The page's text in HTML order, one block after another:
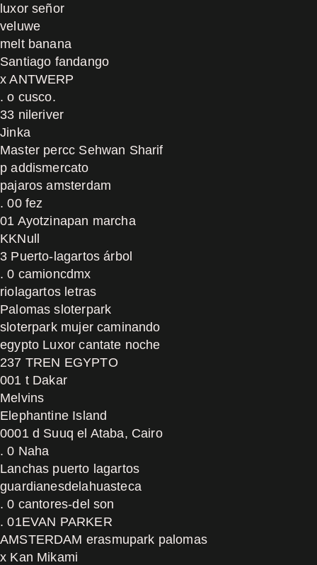
luxor señor
veluwe
melt banana
Santiago fandango
x ANTWERP
. o cusco.
33 nileriver
Jinka
Master percc Sehwan Sharif
p addismercato
pajaros amsterdam
. 00 fez
01 Ayotzinapan marcha
KKNull
3 Puerto-lagartos árbol
. 0 camioncdmx
riolagartos letras
Palomas sloterpark
sloterpark mujer caminando
egypto Luxor cantate noche
237 TREN EGYPTO
001 t Dakar
Melvins
Elephantine Island
0001 d Suuq el Ataba, Cairo
. 0 Naha
Lanchas puerto lagartos
guardianesdelahuasteca
. 0 cantores-del son
. 01EVAN PARKER
AMSTERDAM erasmupark palomas
x Kan Mikami